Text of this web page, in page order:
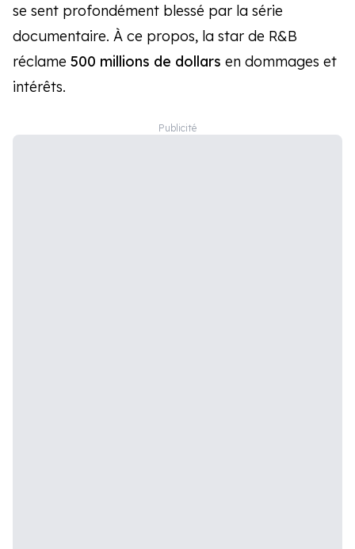
se sent profondément blessé par la série
documentaire. À ce propos, la star de R&B
réclame 500 millions de dollars en dommages et
intérêts.